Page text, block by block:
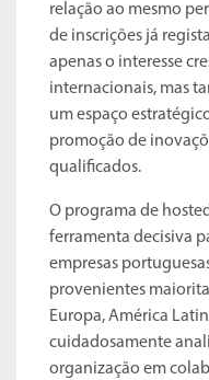
relação ao mesmo
de inscrições já
apenas o interesse
internacionais, mas
um espaço
promoção de
qualificados.
O programa de
ferramenta decisiva
empresas
provenientes
Europa, América
cuidadosamente
organização em